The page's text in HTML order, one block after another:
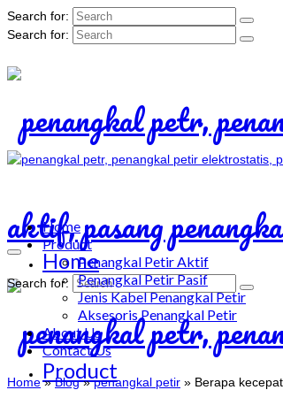
Search for:
Search for:
Home
Product
Search for:
Home
Product
Penangkal Petir Aktif
Penangkal Petir Pasif
Jenis Kabel Penangkal Petir
Aksesoris Penangkal Petir
About Us
Contact Us
Home » Blog»penangkal petir » Berapa